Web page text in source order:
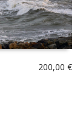
200,00 €